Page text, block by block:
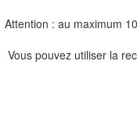
Attention : au maximum
Vous pouvez utiliser la